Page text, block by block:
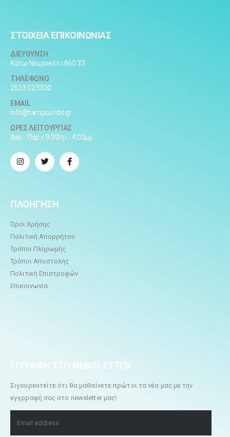
ΣΤΟΙΧΕΙΑ ΕΠΙΚΟΙΝΩΝΙΑΣ
ΔΙΕΥΘΥΝΣΗ
Κάτω Νευροκόπι 660 33
ΤΗΛΕΦΩΝΟ
2523 023300
EMAIL
info@tampouridis.gr
ΩΡΕΣ ΛΕΙΤΟΥΡΓΙΑΣ
Δευ - Παρ / 9:00πμ - 4:00μμ
ΠΛΟΗΓΗΣΗ
Όροι Χρήσης
Πολιτική Απορρήτου
Τρόποι Πληρωμής
Τρόποι Αποστολής
Πολιτική Επιστροφών
Επικοινωνία
ΕΓΓΡΑΦΗ ΣΤΟ NEWSLETTER
Σιγουρευτείτε ότι θα μαθαίνετε πρώτοι τα νέα μας με την
εγγρραφή σας στο newsletter μας!